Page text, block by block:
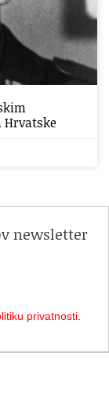
newsletter
privatnosti.